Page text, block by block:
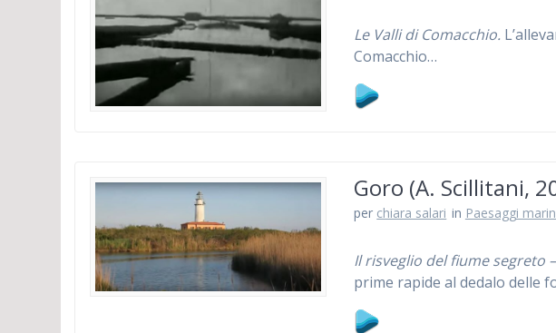
Le Valli di Comacchio.
Comacchio…
Goro (A. Scillitani,
per chiara salari in Paesaggi
Il risveglio del fiume segreto
prime rapide al dedalo delle